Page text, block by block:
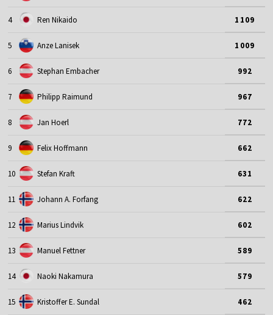
4 Ren Nikaido 1109
5 Anze Lanisek 1009
6 Stephan Embacher 992
7 Philipp Raimund 967
8 Jan Hoerl 772
9 Felix Hoffmann 662
10 Stefan Kraft 631
11 Johann A. Forfang 622
12 Marius Lindvik 602
13 Manuel Fettner 589
14 Naoki Nakamura 579
15 Kristoffer E. Sundal 462